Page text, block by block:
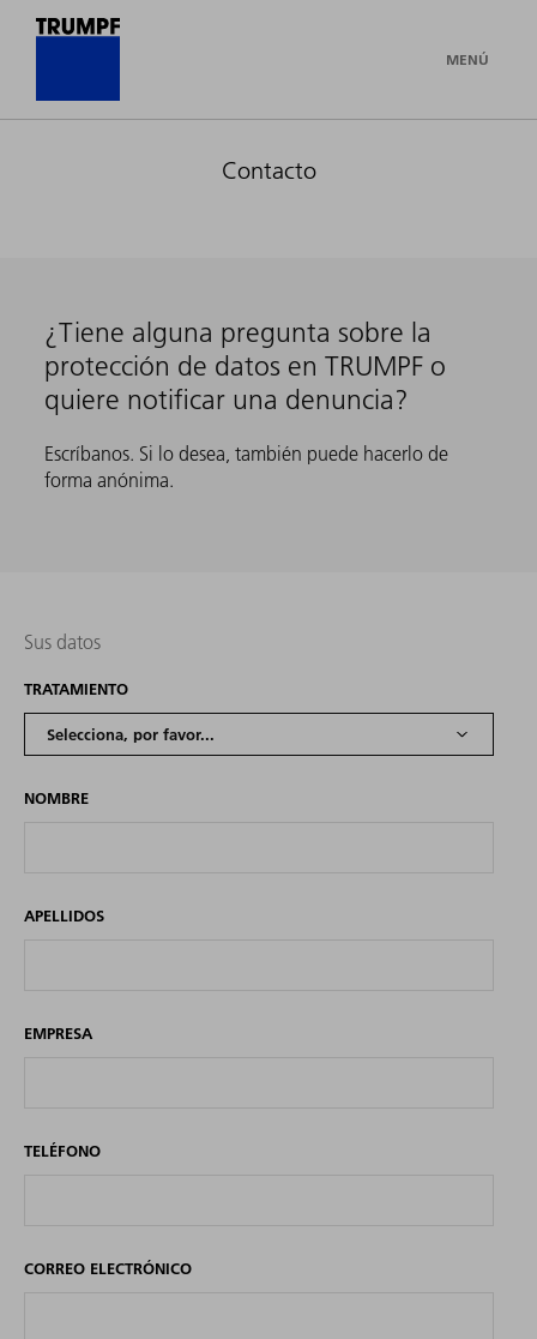
MENÚ
Contacto
¿Tiene alguna pregunta sobre la
protección de datos en TRUMPF o
quiere notificar una denuncia?
Escríbanos. Si lo desea, también puede hacerlo de
forma anónima.
Sus datos
TRATAMIENTO
NOMBRE
APELLIDOS
EMPRESA
TELÉFONO
CORREO ELECTRÓNICO